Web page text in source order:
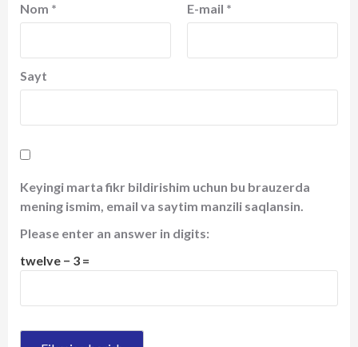
Nom * E-mail *
Sayt
Keyingi marta fikr bildirishim uchun bu brauzerda
mening ismim, email va saytim manzili saqlansin.
Please enter an answer in digits:
twelve − 3 =